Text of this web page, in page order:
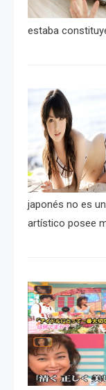
estaba
japonés no es
artístico posee